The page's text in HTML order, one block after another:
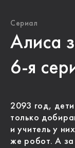
Сериал
Алиса
6-я
2093 год,
только
и учитель у
же робот. А за